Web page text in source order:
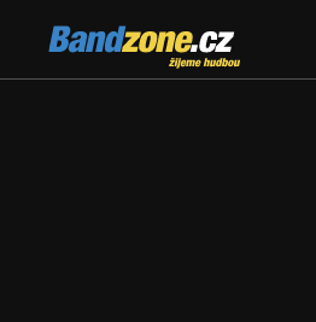
Bandzone.cz
žijeme hudbou